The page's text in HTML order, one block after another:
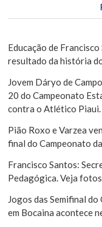
P
o
s
t
Educação de
resultado da história
Jovem Dáryo de
20 do Campeonato
contra o Atlético Piaui.
Pião Roxo e Varzea
final do Campeonato
Francisco Santos:
Pedagógica. Veja
Jogos das Semifinal
em Bocaina acontece